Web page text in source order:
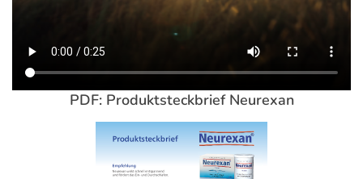
Herausforderungen – Stress ist dabei oft leider
unvermeidbar. Der Körper reagiert dabei mit einer
erhöhten Ausschüttung des Hormons Cortisol. Das
Problem: Cortisol versetzt setzt uns in Alarmbereitschaft
und hindert uns abends am Einschlafen. Die Lösung: Mit
Neurexan® zur Beruhigung können Sie den
stressbedingten Anstieg des Cortisolspiegels senken und
somit maßgeblich zur Entspannung während des Tages
Durch die schnelle Wirkung kann Neurexan®
PDF: Produktsteckbrief Neurexan